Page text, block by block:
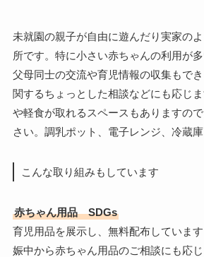
未就園の親子が自由に遊んだり実家の
所です。特に小さい赤ちゃんの利用が多
父母同士の交流や育児情報の収集もで
関するちょっとした相談などにも応じ
や軽食が取れるスペースもありますの
さい。調乳ポット、電子レンジ、冷蔵庫
こんな取り組みもしています
赤ちゃん用品 SDGs
育児用品を展示し、無料配布していま
娠中から赤ちゃん用品のご相談にも応じ